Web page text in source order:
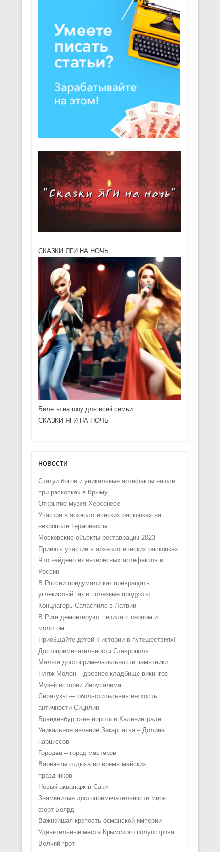
СКАЗКИ ЯГИ НА НОЧЬ
Билеты на шоу для всей семьи
СКАЗКИ ЯГИ НА НОЧЬ
новости
Статуи богов и уникальные артефакты нашли
при раскопках в Крыму
Открытие музея Херсонесе
Участие в археологических раскопках на
некрополе Гермонассы
Московские объекты реставрации 2023
Принять участие в археологических раскопках
Что найдено из интересных артефактов в
России
В России придумали как превращать
углекислый газ в полезные продукты
Концлагерь Саласпилс в Латвии
В Риге демонтируют перила с серпом и
молотом
Приобщайте детей к истории в путешествиях!
Достопримечательности Ставрополя
Мальта достопримечательности памятники
Пляж Молен – древнее кладбище викингов
Музей истории Иерусалима
Сиракузы — обольстительная ветхость
античности Сицилии
Бранденбургские ворота в Калининграде
Уникальное явление Закарпатья – Долина
нарциссов
Городец – город мастеров
Варианты отдыха во время майских
праздников
Новый аквапарк в Саки
Знаменитые достопримечательности мира:
форт Боярд
Важнейшая крепость османской империи
Удивительные места Крымского полуострова.
Волчий грот